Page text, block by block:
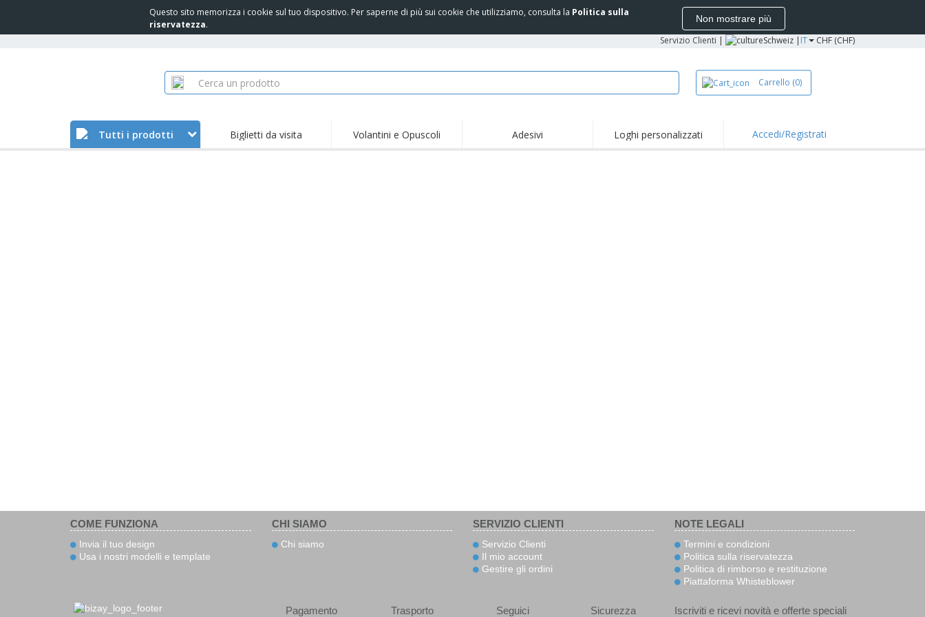
Questo sito memorizza i cookie sul tuo dispositivo. Per saperne di più sui cookie che utilizziamo, consulta la Politica sulla
riservatezza. Non mostrare più
Servizio Clienti | Schweiz | IT CHF (CHF)
Carrello (0)
Tutti i prodotti Biglietti da visita Volantini e Opuscoli Adesivi Loghi personalizzati Accedi/Registrati
COME FUNZIONA
Invia il tuo design
Usa i nostri modelli e template
CHI SIAMO
Chi siamo
SERVIZIO CLIENTI
Servizio Clienti
Il mio account
Gestire gli ordini
NOTE LEGALI
Termini e condizioni
Politica sulla riservatezza
Politica di rimborso e restituzione
Piattaforma Whisteblower
Pagamento Trasporto Seguici Sicurezza Iscriviti e ricevi novità e offerte speciali